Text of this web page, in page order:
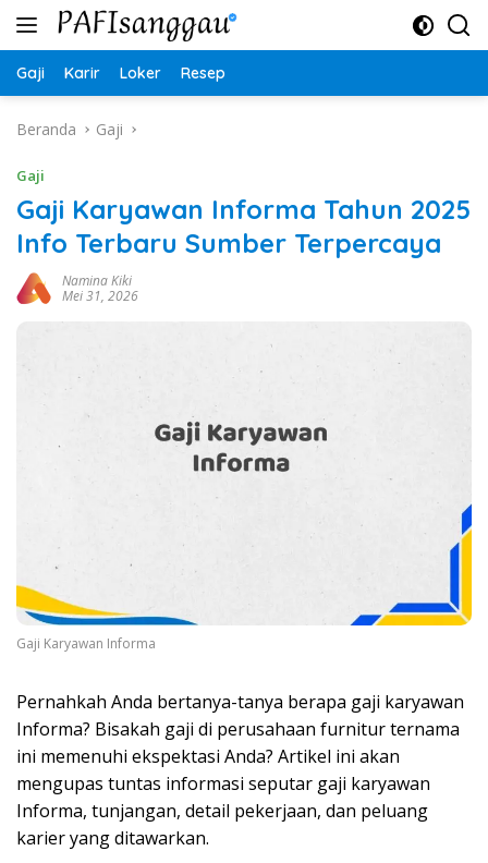
Langsung
Gaji Karir Loker Resep
Beranda Gaji
Gaji
Gaji Karyawan Informa Tahun 2025
Info Terbaru Sumber Terpercaya
Namina Kiki
Mei 31, 2026
Gaji Karyawan Informa
Pernahkah Anda bertanya-tanya berapa gaji karyawan
Informa? Bisakah gaji di perusahaan furnitur ternama
ini memenuhi ekspektasi Anda? Artikel ini akan
mengupas tuntas informasi seputar gaji karyawan
Informa, tunjangan, detail pekerjaan, dan peluang
karier yang ditawarkan.